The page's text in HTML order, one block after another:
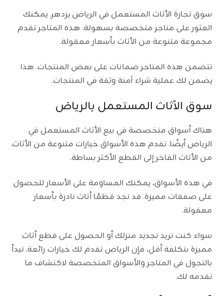
سوق تجارة الأثاث المستعمل في الرياض يزدهر. يمكنك
العثور على متاجر متخصصة بسهولة. هذه المتاجر تقدم
مجموعة متنوعة من الأثاث بأسعار معقولة.
تتضمن هذه المتاجر ضمانات على بعض المنتجات. هذا
يضمن لك عملية شراء آمنة وثقة في المنتجات.
سوق الأثاث المستعمل بالرياض
هناك أسواق متخصصة في بيع الأثاث المستعمل في
الرياض أيضًا. تقدم هذه الأسواق خيارات متنوعة من الأثاث.
من الأثاث الفاخر إلى القطع الأكثر بساطة.
في هذه الأسواق، يمكنك المساومة على الأسعار للحصول
على صفقات مميزة. قد تجد قطعًا أثاث نادرة بأسعار
معقولة.
سواء كنت تريد تجديد منزلك أو الحصول على قطع أثاث
مميزة بتكلفة أقل، فإن الرياض تقدم لك خيارات رائعة. تبدأ
بالتجول في المتاجر والأسواق المتخصصة لاكتشاف ما
تقدمه لك.